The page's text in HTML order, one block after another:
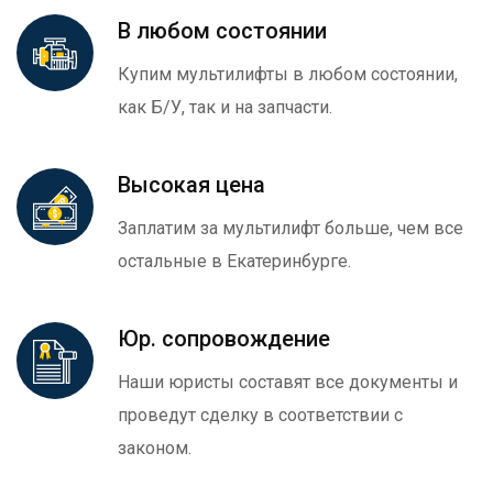
В любом состоянии
Купим мультилифты в любом состоянии,
как Б/У, так и на запчасти.
Высокая цена
Заплатим за мультилифт больше, чем все
остальные в Екатеринбурге.
Юр. сопровождение
Наши юристы составят все документы и
проведут сделку в соответствии с
законом.